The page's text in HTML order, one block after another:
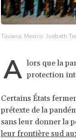
Tijuana, Mexico. Joebeth
A lors que la
protection
Certains États
prétexte de la
sans leur donner la
leur frontière sud